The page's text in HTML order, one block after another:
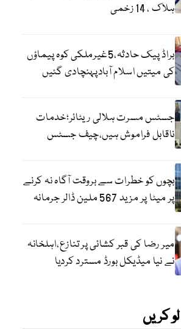
ہلاک ، 14 زخمی
براڈ پیک حادثہ،5غیرملکی کوہ پیماؤں
کی میتیں اسلام آبادپہنچادی گئیں
جسٹس مسرت ہلالی ریٹائر؛خدمات
ناقابل فراموش ہیں،چیف جسٹس
بچوں کو خطرات سے بروقت آگاہ نہ کرنے
پر میٹا پر مزید 567 ملین ڈالر جرمانہ
میر رضا کی قبر کشائی پر تنازع،اہلخانہ
نے نیا میڈیکل بورڈ مسترد کردیا
کریں